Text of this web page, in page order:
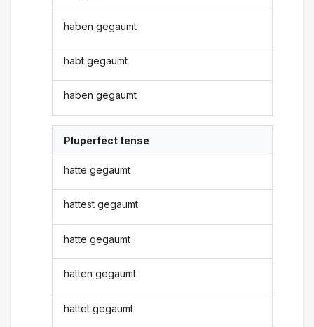
haben gegaumt
habt gegaumt
haben gegaumt
Pluperfect tense
hatte gegaumt
hattest gegaumt
hatte gegaumt
hatten gegaumt
hattet gegaumt